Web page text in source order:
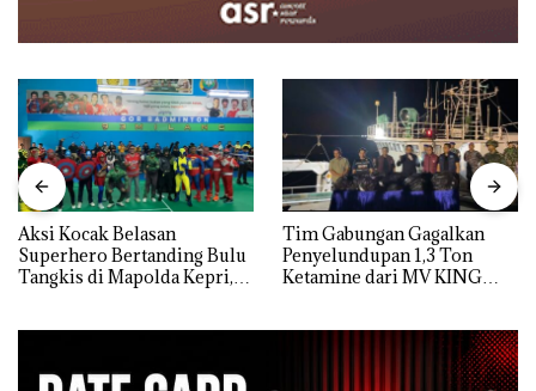
Aksi Kocak Belasan
Superhero Bertanding Bulu
Tangkis di Mapolda Kepri,
Tim Gabungan Gagalkan
Penyelundupan 1,3 Ton
Ketamine dari MV KING